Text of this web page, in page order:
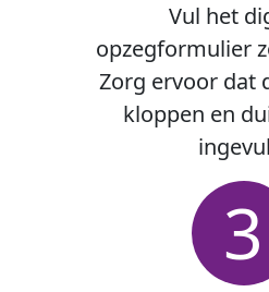
Vul het
opzegformulier
Zorg ervoor dat
kloppen en
3